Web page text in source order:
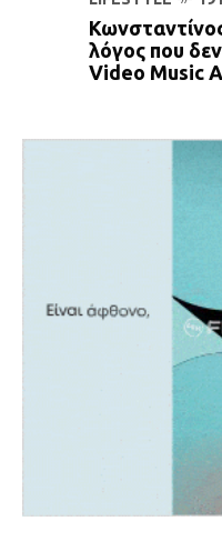
λόγος που
Video Music